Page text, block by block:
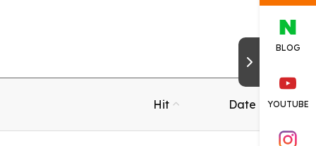
BLOG
YOUTUBE
Hit Date